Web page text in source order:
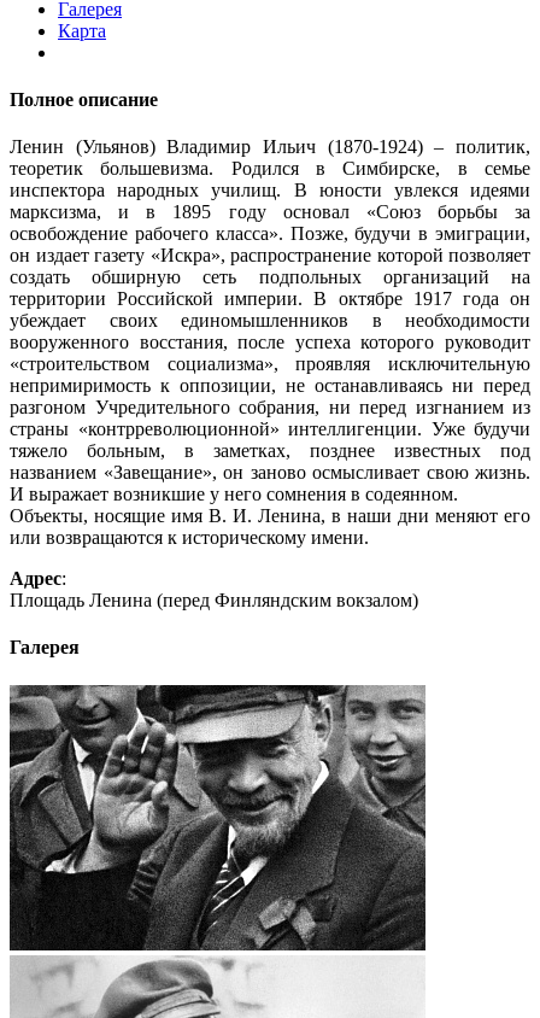
Галерея
Карта
Полное описание
Ленин (Ульянов) Владимир Ильич (1870-1924) – политик,
теоретик большевизма. Родился в Симбирске, в семье
инспектора народных училищ. В юности увлекся идеями
марксизма, и в 1895 году основал «Союз борьбы за
освобождение рабочего класса». Позже, будучи в эмиграции,
он издает газету «Искра», распространение которой позволяет
создать обширную сеть подпольных организаций на
территории Российской империи. В октябре 1917 года он
убеждает своих единомышленников в необходимости
вооруженного восстания, после успеха которого руководит
«строительством социализма», проявляя исключительную
непримиримость к оппозиции, не останавливаясь ни перед
разгоном Учредительного собрания, ни перед изгнанием из
страны «контрреволюционной» интеллигенции. Уже будучи
тяжело больным, в заметках, позднее известных под
названием «Завещание», он заново осмысливает свою жизнь.
И выражает возникшие у него сомнения в содеянном.
Объекты, носящие имя В. И. Ленина, в наши дни меняют его
или возвращаются к историческому имени.
Адрес:
Площадь Ленина (перед Финляндским вокзалом)
Галерея